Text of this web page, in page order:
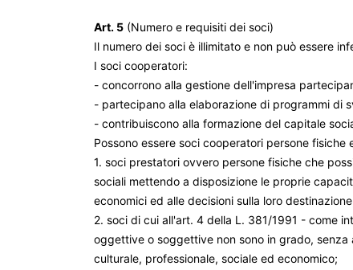
Art. 5 (Numero e requisiti dei soci)
Il numero dei soci è illimitato e non può essere
I soci cooperatori:
- concorrono alla gestione dell'impresa
- partecipano alla elaborazione di programmi di
- contribuiscono alla formazione del capitale
Possono essere soci cooperatori persone
1. soci prestatori ovvero persone fisiche che
sociali mettendo a disposizione le proprie
economici ed alle decisioni sulla loro
2. soci di cui all'art. 4 della L. 381/1991 - come
oggettive o soggettive non sono in grado,
culturale, professionale, sociale ed economico;